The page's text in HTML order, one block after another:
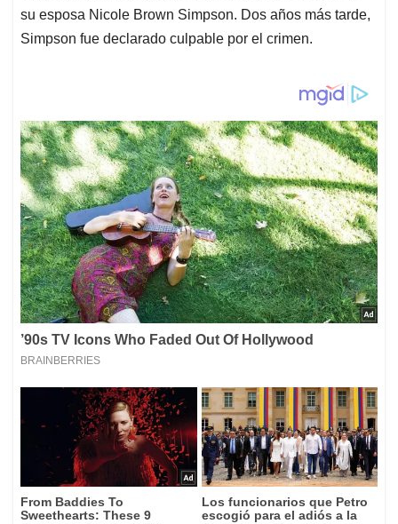
su esposa Nicole Brown Simpson. Dos años más tarde,
Simpson fue declarado culpable por el crimen.